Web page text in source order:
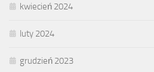
kwiecień 2024
luty 2024
grudzień 2023